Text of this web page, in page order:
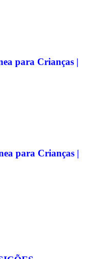
para Crianças |
para Crianças |